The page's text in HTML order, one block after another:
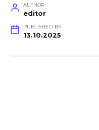
AUTHOR
editor
PUBLISHED BY
13.10.2025